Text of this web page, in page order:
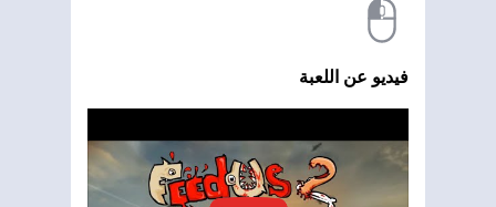
فيديو عن اللعبة